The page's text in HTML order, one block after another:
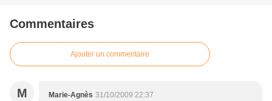
Commentaires
Ajouter un commentaire
M Marie-Agnès 31/10/2009 22:37